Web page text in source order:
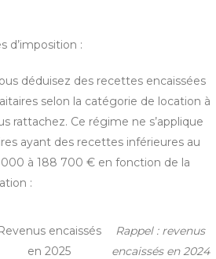
d’imposition :
déduisez des recettes encaissées
selon la catégorie de location à
rattachez. Ce régime ne s’applique
ayant des recettes inférieures au
000 à 188 700 € en fonction de la
:
encaissés
en 2025
Rappel : revenus
encaissés en 2024